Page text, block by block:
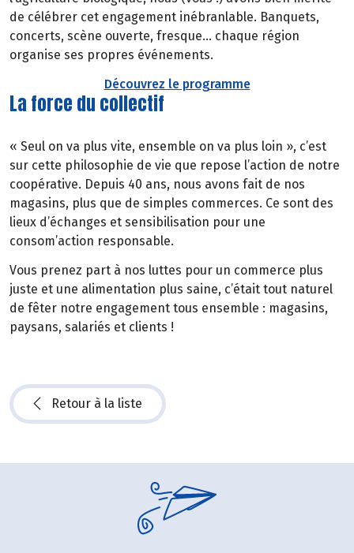
de célébrer cet engagement inébranlable. Banquets,
concerts, scène ouverte, fresque… chaque région
organise ses propres événements.
Découvrez le programme
La force du collectif
« Seul on va plus vite, ensemble on va plus loin », c’est
sur cette philosophie de vie que repose l’action de notre
coopérative. Depuis 40 ans, nous avons fait de nos
magasins, plus que de simples commerces. Ce sont des
lieux d’échanges et sensibilisation pour une
consom’action responsable.
Vous prenez part à nos luttes pour un commerce plus
juste et une alimentation plus saine, c’était tout naturel
de fêter notre engagement tous ensemble : magasins,
paysans, salariés et clients !
Retour à la liste